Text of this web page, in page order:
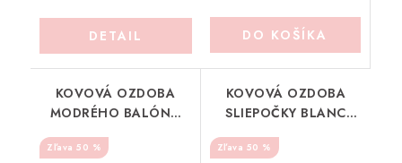
DETAIL DO KOŠÍKA
KOVOVÁ OZDOBA
MODRÉHO BALÓNA
BLANC MARICLO
(A39976C)
50 %
KOVOVÁ OZDOBA
SLIEPOČKY BLANC
MARICLO (A39979A)
50 %